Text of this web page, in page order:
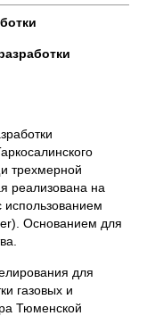
трехмерной
реализована на
Основанием для
для
газовых и
Тюменской